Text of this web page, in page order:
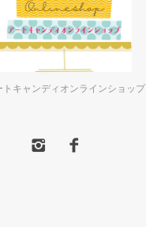
トキャンディオンラインショップ